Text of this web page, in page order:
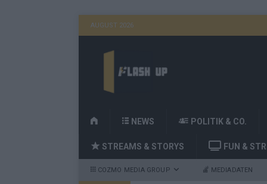
AUGUST 2026
H
M
E
NEWS POLITIK & CO.
STREAMS & STORYS FUN &
COZMO MEDIA GROUP MEDIADATEN